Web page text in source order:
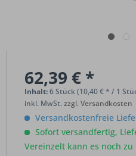
62,39 € *
Inhalt:6 Stück (10,40 € * / 1
inkl. MwSt.zzgl. Versandkosten
Versandkostenfreie
Sofort versandfertig,
Vereinzelt kann es noch